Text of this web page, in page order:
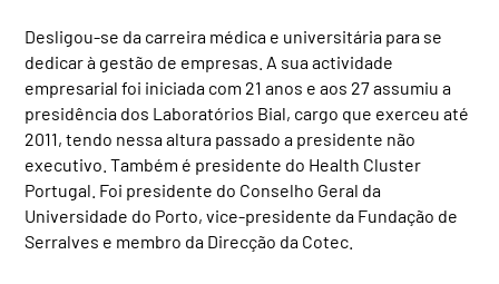
Desligou-se da carreira médica e universitária para se
dedicar à gestão de empresas. A sua actividade
empresarial foi iniciada com 21 anos e aos 27 assumiu a
presidência dos Laboratórios Bial, cargo que exerceu até
2011, tendo nessa altura passado a presidente não
executivo. Também é presidente do Health Cluster
Portugal. Foi presidente do Conselho Geral da
Universidade do Porto, vice-presidente da Fundação de
Serralves e membro da Direcção da Cotec.